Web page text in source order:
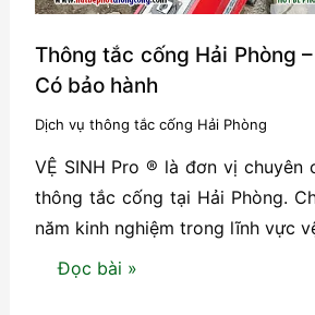
Thông tắc cống Hải Phòng
Có bảo hành
Dịch vụ thông tắc cống Hải Phòng
VỆ SINH Pro ® là đơn vị chuyên
thông tắc cống tại Hải Phòng.
năm kinh nghiệm trong lĩnh vực
Thông
Đọc bài »